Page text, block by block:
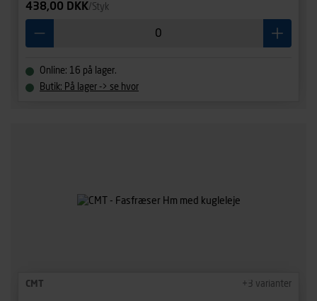
438,00 DKK/Styk
Online: 16 på lager.
Butik: På lager -> se hvor
CMT +3 varianter